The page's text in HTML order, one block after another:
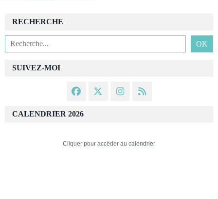
SUIVEZ-MOI
RECHERCHE
CALENDRIER 2026
Cliquer pour accéder au calendrier